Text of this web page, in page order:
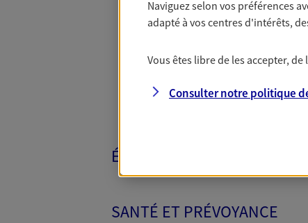
Toutes
ÉPARGNE ET RETRAITE
SANTÉ ET PRÉVOYANCE
Naviguez selon vos préférences
adapté à vos centres d'intérêts,
Vous êtes libre de les accepter,
Consulter notre politique